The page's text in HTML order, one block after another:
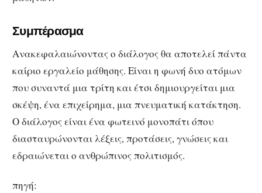
Συμπέρασμα
Ανακεφαλαιώνοντας ο διάλογος θα αποτελεί πάντα
καίριο εργαλείο μάθησης. Είναι η φωνή δυο ατόμων
που συναντά μια τρίτη και έτσι δημιουργείται μια
σκέψη, ένα επιχείρημα, μια πνευματική κατάκτηση.
Ο διάλογος είναι ένα φωτεινό μονοπάτι όπου
διασταυρώνονται λέξεις, προτάσεις, γνώσεις και
εδραιώνεται ο ανθρώπινος πολιτισμός.
πηγή: